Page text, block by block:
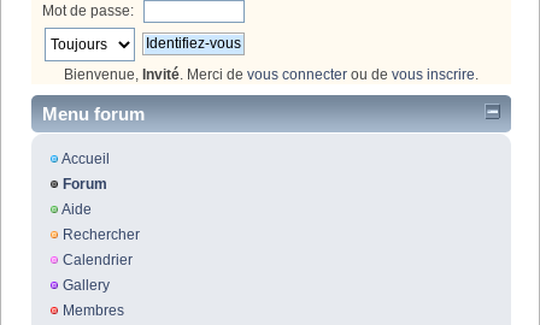
Mot de passe:
Bienvenue, Invité. Merci de vous connecter ou de vous inscrire.
Menu forum
Accueil
Forum
Aide
Rechercher
Calendrier
Gallery
Membres